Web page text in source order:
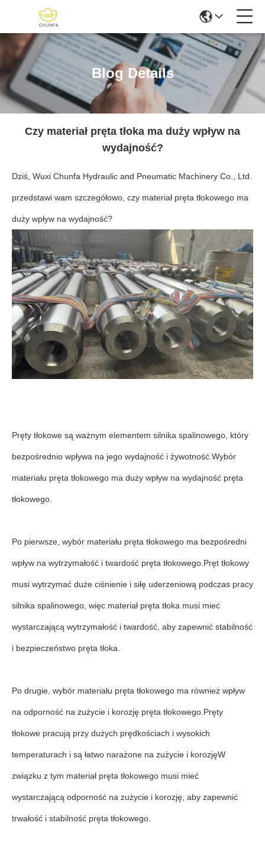
Blog Details
Czy materiał pręta tłoka ma duży wpływ na
wydajność?
Dziś, Wuxi Chunfa Hydraulic and Pneumatic Machinery Co., Ltd.
przedstawi wam szczegółowo, czy materiał pręta tłokowego ma
duży wpływ na wydajność?
Pręty tłokowe są ważnym elementem silnika spalinowego, który
bezpośrednio wpływa na jego wydajność i żywotność.Wybór
materiału pręta tłokowego ma duży wpływ na wydajność pręta
tłokowego.
Po pierwsze, wybór materiału pręta tłokowego ma bezpośredni
wpływ na wytrzymałość i twardość pręta tłokowego.Pręt tłokowy
musi wytrzymać duże ciśnienie i siłę uderzeniową podczas pracy
silnika spalinowego, więc materiał pręta tłoka musi mieć
wystarczającą wytrzymałość i twardość, aby zapewnić stabilność
i bezpieczeństwo pręta tłoka.
Po drugie, wybór materiału pręta tłokowego ma również wpływ
na odporność na zużycie i korozję pręta tłokowego.Pręty
tłokowe pracują przy dużych prędkościach i wysokich
temperaturach i są łatwo narażone na zużycie i korozjęW
związku z tym materiał pręta tłokowego musi mieć
wystarczającą odporność na zużycie i korozję, aby zapewnić
trwałość i stabilność pręta tłokowego.